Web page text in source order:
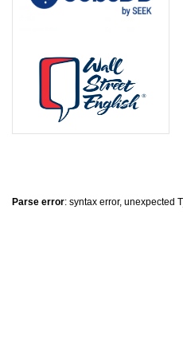
Parse error: syntax error, unexpected